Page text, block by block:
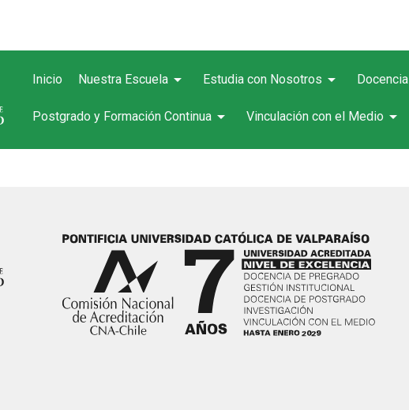
Inicio Nuestra Escuela arrow_drop_down Estudia con Nosotros arrow_drop_down Docencia
Postgrado y Formación Continua arrow_drop_down Vinculación con el Medio arrow_drop_down